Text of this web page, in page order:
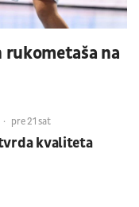
na
pre 21 sat
kvaliteta